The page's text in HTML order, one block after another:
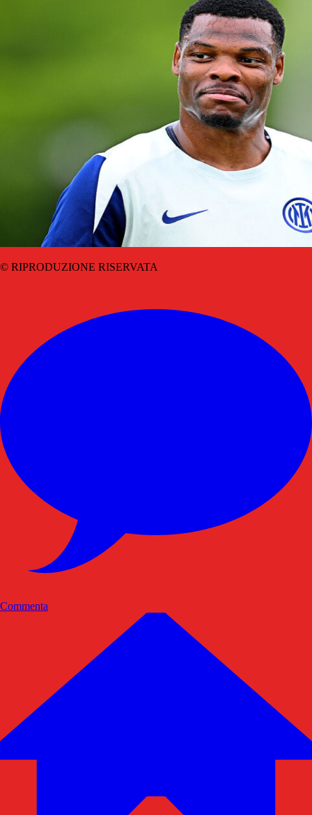
© RIPRODUZIONE RISERVATA
Commenta